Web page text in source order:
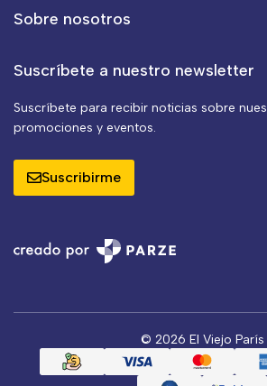
Sobre nosotros
Suscríbete a nuestro newsletter
Suscríbete para recibir noticias sobre
promociones y eventos.
Suscribirme
© 2026 El Viejo París